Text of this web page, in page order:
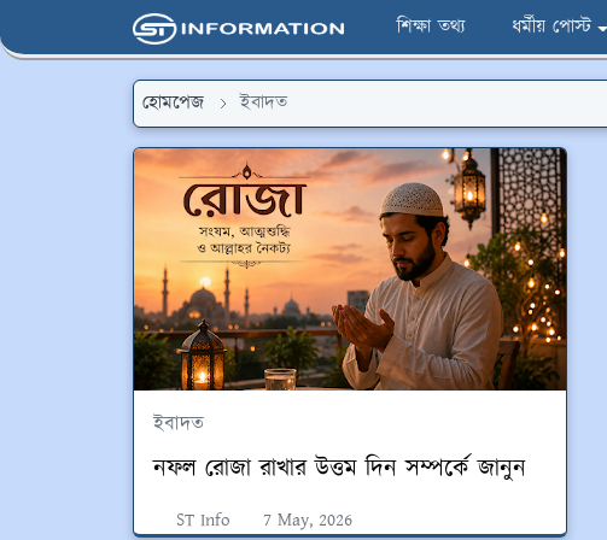
শিক্ষা তথ্য ধর্মীয় পোস্ট
হোমপেজ ইবাদত
ইবাদত
নফল রোজা রাখার উত্তম দিন সম্পর্কে জানুন
ST Info 7 May, 2026